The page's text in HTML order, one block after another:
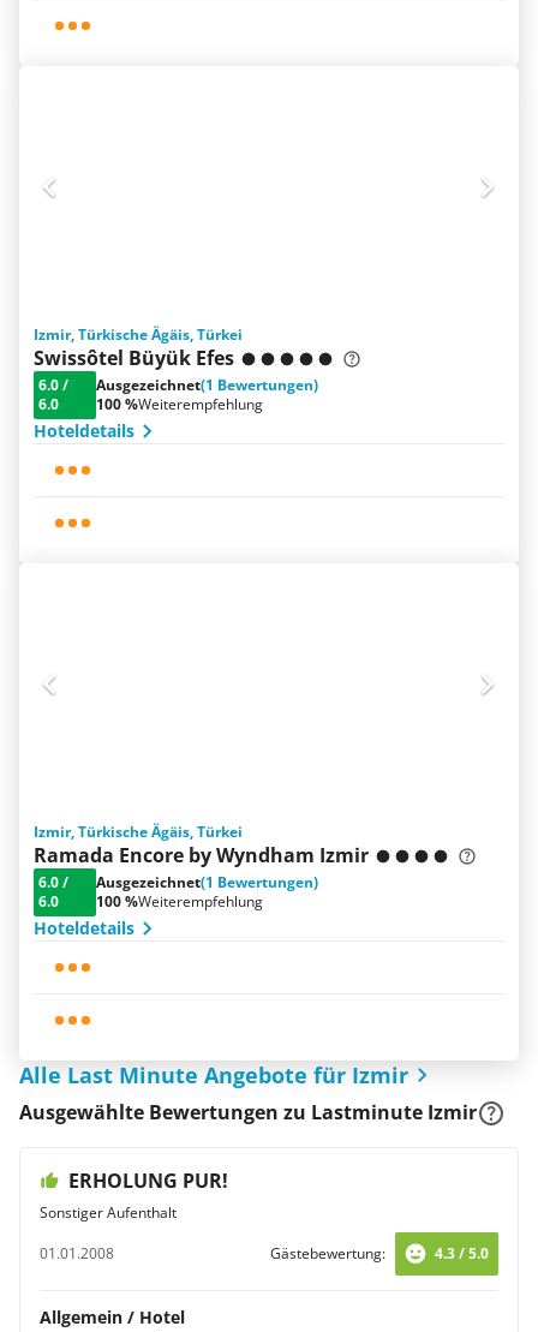
Izmir, Türkische Ägäis, Türkei
Swissôtel Büyük Efes
6.0/
6.0
Ausgezeichnet(1 Bewertungen)
100 %Weiterempfehlung
Hoteldetails
Izmir, Türkische Ägäis, Türkei
Ramada Encore by Wyndham Izmir
6.0/
6.0
Ausgezeichnet(1 Bewertungen)
100 %Weiterempfehlung
Hoteldetails
Alle Last Minute Angebote für Izmir
Ausgewählte Bewertungen zu Lastminute Izmir
ERHOLUNG PUR!
Sonstiger Aufenthalt
01.01.2008
Gästebewertung: 4.3 / 5.0
Allgemein / Hotel